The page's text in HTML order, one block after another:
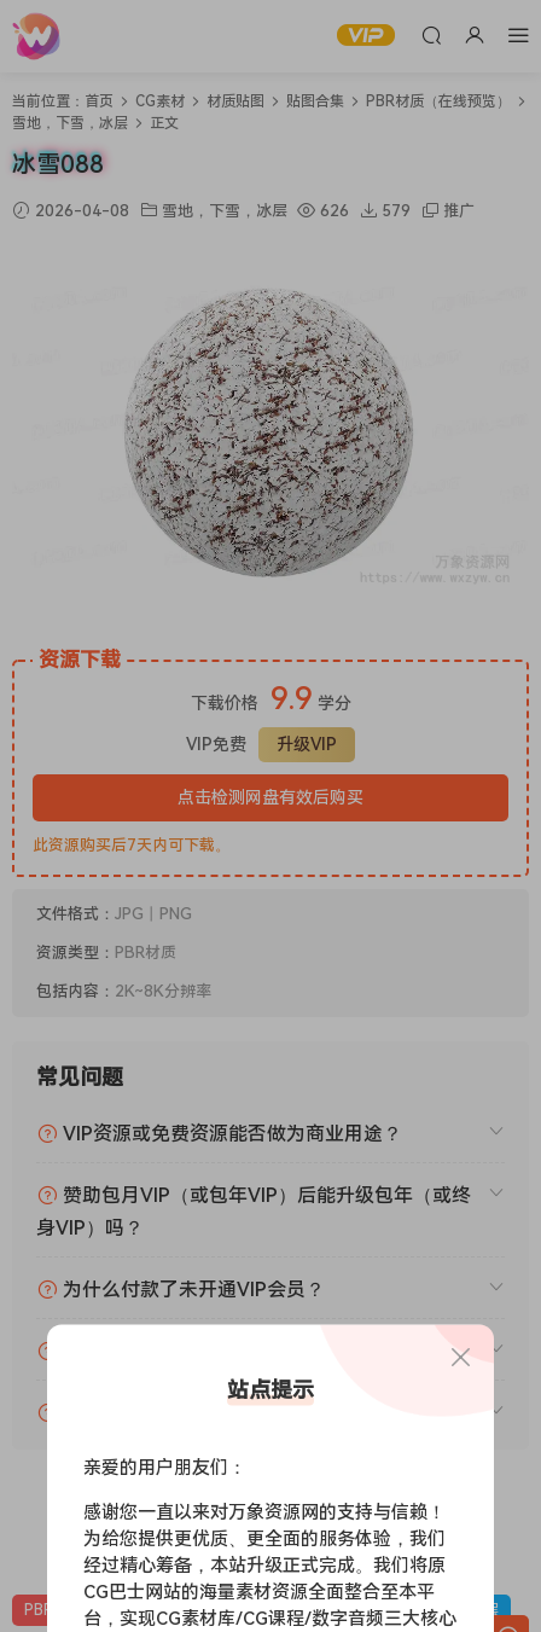
当前位置： 首页 CG素材 材质贴图 贴图合集
PBR材质（在线预览）
雪地，下雪，冰层
正文
冰雪088
2026-04-08 雪地，下雪，冰层 626 579 推广
资源下载
下载价格 9.9 学分
VIP免费 升级VIP
点击检测网盘有效后购买
此资源购买后7天内可下载。
文件格式： JPG丨PNG
资源类型： PBR材质
包括内容： 2K~8K分辨率
常见问题
VIP资源或免费资源能否做为商业用途？
赞助包月VIP（或包年VIP）后能升级包年（或终
身VIP）吗？
为什么付款了未开通VIP会员？
0 0
PBR-冰雪 PBR材质（在线预览） 材质贴图 雪地，下雪，冰层
站点提示
亲爱的用户朋友们：
感谢您一直以来对万象资源网的支持与信赖！
为给您提供更优质、更全面的服务体验，我们
经过精心筹备，本站升级正式完成。我们将原
CG巴士网站的海量素材资源全面整合至本平
台，实现CG素材库/CG课程/数字音频三大核心